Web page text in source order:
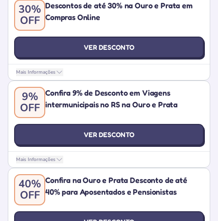
30%
OFF
Descontos de até 30% na Ouro e Prata em
Compras Online
VER DESCONTO
Mais Informações
9%
OFF
Confira 9% de Desconto em Viagens
intermunicipais no RS na Ouro e Prata
VER DESCONTO
Mais Informações
40%
OFF
Confira na Ouro e Prata Desconto de até
40% para Aposentados e Pensionistas